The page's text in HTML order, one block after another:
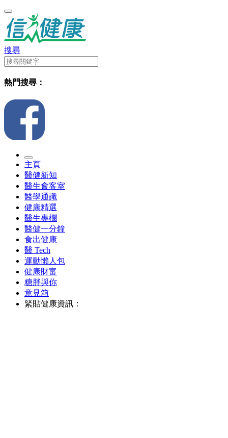
搜尋
熱門搜尋：
主頁
醫健新知
醫生會客室
醫學通識
健康精選
醫生專欄
醫健一分鐘
食出健康
醫 Tech
運動懶人包
健康財富
糖胖與你
意見箱
緊貼健康資訊：